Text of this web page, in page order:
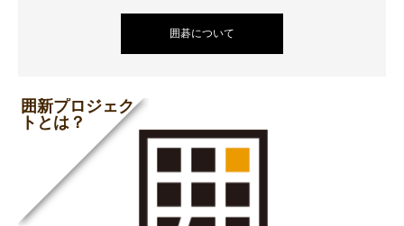
囲碁について
囲新プロジェク
トとは？